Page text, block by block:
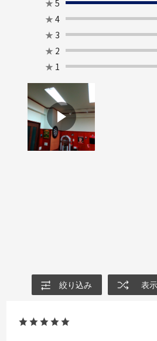
★ 5
★ 4
★ 3
★ 2
★ 1
絞り込み 表